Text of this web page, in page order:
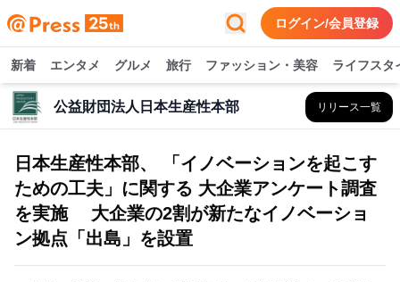
ログイン/会員登録
新着 エンタメ グルメ 旅行 ファッション・美容 ライフスタ
公益財団法人日本生産性本部 リリース一覧
日本生産性本部、 「イノベーションを起こす
ための工夫」に関する 大企業アンケート調査
を実施 大企業の2割が新たなイノベーショ
ン拠点「出島」を設置